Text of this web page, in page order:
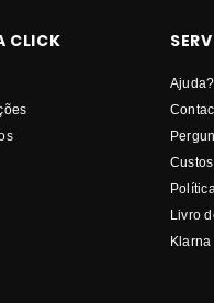
CLICK
Livro
Klarna